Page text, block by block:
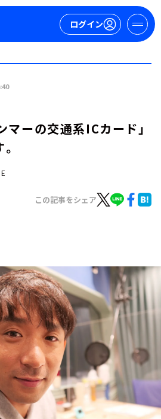
ログイン
マーの交通系ICカード」
この記事をシェア